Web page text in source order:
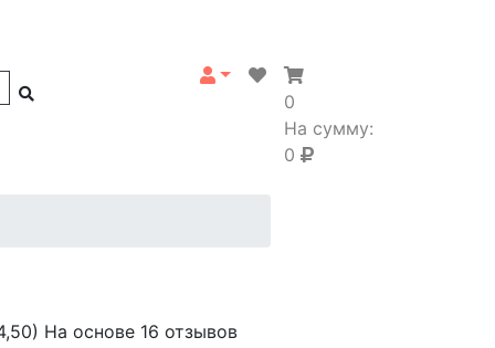
0
На сумму:
0
На основе 16 отзывов